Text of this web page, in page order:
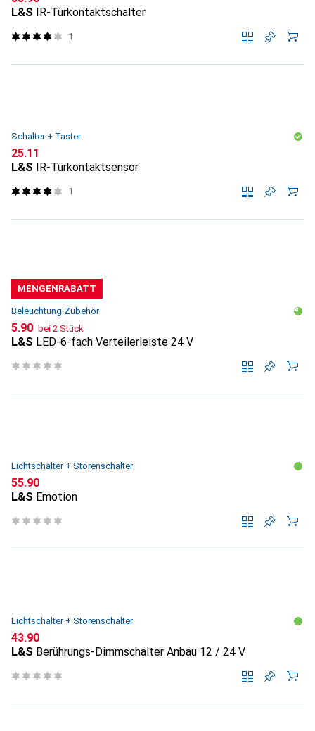
L&S IR-Türkontaktschalter
1
Schalter + Taster
CHF
25.11
L&S IR-Türkontaktsensor
1
MENGENRABATT
Beleuchtung Zubehör
CHF
5.90 bei 2 Stück
L&S LED-6-fach Verteilerleiste 24 V
Lichtschalter + Storenschalter
CHF
55.90
L&S Emotion
Lichtschalter + Storenschalter
CHF
43.90
L&S Berührungs-Dimmschalter Anbau 12 / 24 V